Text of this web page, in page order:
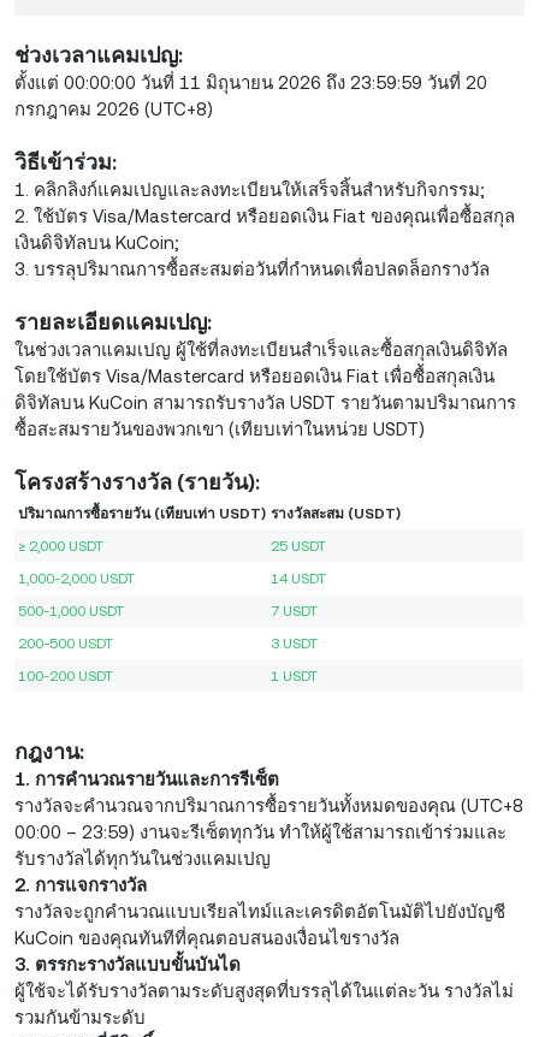
ช่วงเวลาแคมเปญ:
ตั้งแต่ 00:00:00 วันที่ 11 มิถุนายน 2026 ถึง 23:59:59 วันที่ 20
กรกฎาคม 2026 (UTC+8)
วิธีเข้าร่วม:
1. คลิกลิงก์แคมเปญและลงทะเบียนให้เสร็จสิ้นสำหรับกิจกรรม;
2. ใช้บัตร Visa/Mastercard หรือยอดเงิน Fiat ของคุณเพื่อซื้อสกุล
เงินดิจิทัลบน KuCoin;
3. บรรลุปริมาณการซื้อสะสมต่อวันที่กำหนดเพื่อปลดล็อกรางวัล
รายละเอียดแคมเปญ:
ในช่วงเวลาแคมเปญ ผู้ใช้ที่ลงทะเบียนสำเร็จและซื้อสกุลเงินดิจิทัล
โดยใช้บัตร Visa/Mastercard หรือยอดเงิน Fiat เพื่อซื้อสกุลเงิน
ดิจิทัลบน KuCoin สามารถรับรางวัล USDT รายวันตามปริมาณการ
ซื้อสะสมรายวันของพวกเขา (เทียบเท่าในหน่วย USDT)
โครงสร้างรางวัล (รายวัน):
ปริมาณการซื้อรายวัน (เทียบเท่า USDT) รางวัลสะสม (USDT)
≥ 2,000 USDT
25 USDT
1,000-2,000 USDT
14 USDT
500-1,000 USDT
7 USDT
200-500 USDT
3 USDT
100-200 USDT
1 USDT
กฎงาน:
1. การคำนวณรายวันและการรีเซ็ต
รางวัลจะคำนวณจากปริมาณการซื้อรายวันทั้งหมดของคุณ (UTC+8
00:00 – 23:59) งานจะรีเซ็ตทุกวัน ทำให้ผู้ใช้สามารถเข้าร่วมและ
รับรางวัลได้ทุกวันในช่วงแคมเปญ
2. การแจกรางวัล
รางวัลจะถูกคำนวณแบบเรียลไทม์และเครดิตอัตโนมัติไปยังบัญชี
KuCoin ของคุณทันทีที่คุณตอบสนองเงื่อนไขรางวัล
3. ตรรกะรางวัลแบบขั้นบันได
ผู้ใช้จะได้รับรางวัลตามระดับสูงสุดที่บรรลุได้ในแต่ละวัน รางวัลไม่
รวมกันข้ามระดับ